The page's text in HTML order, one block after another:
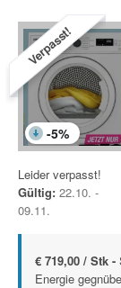
Verpasst!
-5%
Leider verpasst!
Gültig: 22.10. -
09.11.
€ 719,00 / Stk -
Energie